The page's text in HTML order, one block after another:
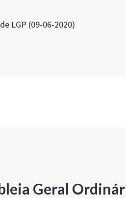
LGP (09-06-2020)
Geral